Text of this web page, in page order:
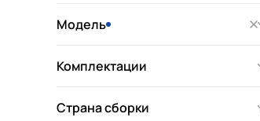
Модель
Комплектации
Страна сборки